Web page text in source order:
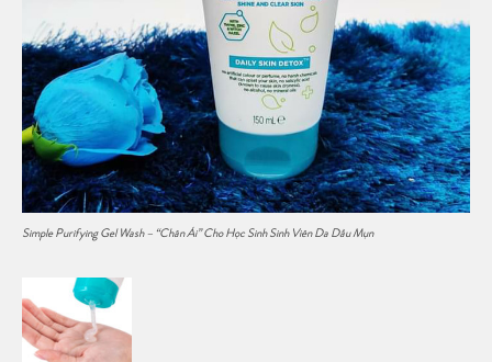
Simple Purifying Gel Wash – “Chân Ái” Cho Học Sinh Sinh Viên Da Dầu Mụn